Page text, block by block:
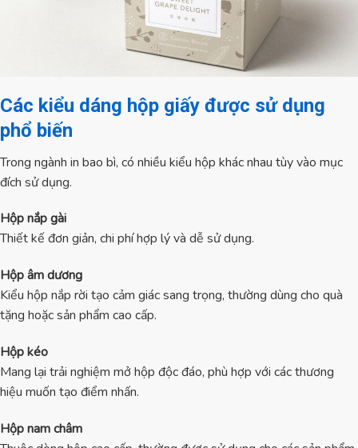
Các kiểu dáng hộp giấy được sử dụng
phổ biến
Trong ngành in bao bì, có nhiều kiểu hộp khác nhau tùy vào mục
đích sử dụng.
Hộp nắp gài
Thiết kế đơn giản, chi phí hợp lý và dễ sử dụng.
Hộp âm dương
Kiểu hộp nắp rời tạo cảm giác sang trọng, thường dùng cho quà
tặng hoặc sản phẩm cao cấp.
Hộp kéo
Mang lại trải nghiệm mở hộp độc đáo, phù hợp với các thương
hiệu muốn tạo điểm nhấn.
Hộp nam châm